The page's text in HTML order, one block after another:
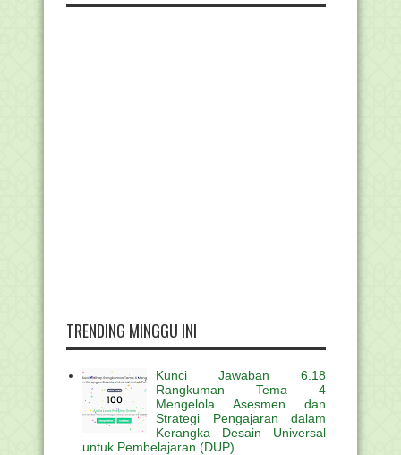
TRENDING MINGGU INI
Kunci Jawaban 6.18
Rangkuman Tema 4
Mengelola Asesmen dan
Strategi Pengajaran dalam
Kerangka Desain Universal
untuk Pembelajaran (DUP)